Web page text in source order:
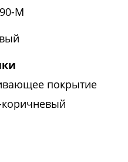
M
покрытие